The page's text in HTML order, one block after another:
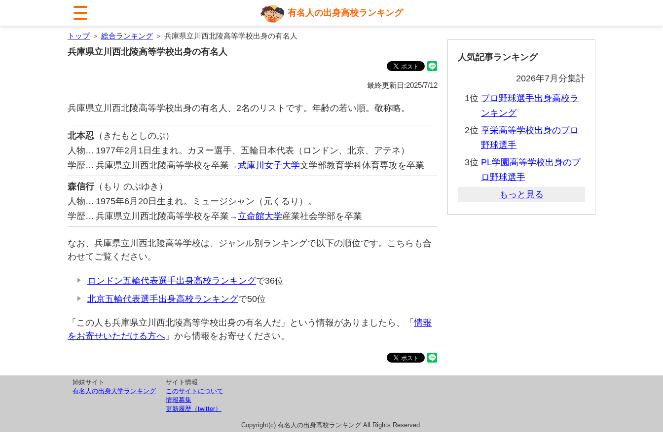
有名人の出身高校ランキング
トップ＞ 総合ランキング ＞ 兵庫県立川西北陵高等学校出身の有名人
兵庫県立川西北陵高等学校出身の有名人
最終更新日:2025/7/12
兵庫県立川西北陵高等学校出身の有名人、2名のリストです。年齢の若い順。敬称略。
北本忍 （きたもとしのぶ）
人物… 1977年2月1日生まれ。カヌー選手、五輪日本代表（ロンドン、北京、アテネ）
学歴… 兵庫県立川西北陵高等学校を卒業→武庫川女子大学文学部教育学科体育専攻を卒業
森信行（もり のぶゆき）
人物… 1975年6月20日生まれ。ミュージシャン（元くるり）。
学歴… 兵庫県立川西北陵高等学校を卒業→ 立命館大学産業社会学部を卒業
なお、兵庫県立川西北陵高等学校は、ジャンル別ランキングで以下の順位です。こちらも合
わせてご覧ください。
ロンドン五輪代表選手出身高校ランキングで36位
北京五輪代表選手出身高校ランキングで50位
「この人も兵庫県立川西北陵高等学校出身の有名人だ」という情報がありましたら、「情報
をお寄せいただける方へ 」から情報をお寄せください。
人気記事ランキング
2026年7月分集計
1位 プロ野球選手出身高校ラ
ンキング
2位 享栄高等学校出身のプロ
野球選手
3位 PL学園高等学校出身のプ
ロ野球選手
もっと見る
姉妹サイト
有名人の出身大学ランキング
サイト情報
このサイトについて
情報募集
更新履歴（twitter）
Copyright(c) 有名人の出身高校ランキング All Rights Reserved.